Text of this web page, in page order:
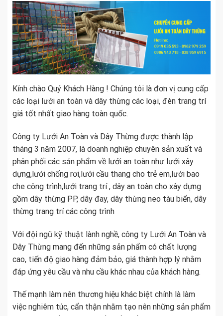
Kính chào Quý Khách Hàng ! Chúng tôi là đơn vị cung cấp
các loại lưới an toàn và dây thừng các loại, đèn trang trí
giá tốt nhất giao hàng toàn quốc.
Công ty Lưới An Toàn và Dây Thừng được thành lập
tháng 3 năm 2007, là doanh nghiệp chuyên sản xuất và
phân phối các sản phẩm về lưới an toàn như lưới xây
dựng,lưới chống rơi,lưới cầu thang cho trẻ em,lưới bao
che công trình,lưới trang trí , dây an toàn cho xây dựng
gồm dây thừng PP, dây đay, dây thừng neo tàu biển, dây
thừng trang trí các công trình
Với đội ngũ kỹ thuật lành nghề, công ty Lưới An Toàn và
Dây Thừng mang đến những sản phẩm có chất lượng
cao, tiến độ giao hàng đảm bảo, giá thành hợp lý nhằm
đáp ứng yêu cầu và nhu cầu khác nhau của khách hàng.
Thế mạnh làm nên thương hiệu khác biệt chính là làm
việc nghiêm túc, cẩn thận nhằm tạo nên những sản phẩm